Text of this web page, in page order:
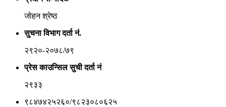
जोहन श्रेष्ठ
सुचना विभाग दर्ता नं.
२९२०-२०७८/७९
प्रेस काउन्सिल सुची दर्ता नं
२९३३
९८४७४२५२६०/९८२३०८०६२५